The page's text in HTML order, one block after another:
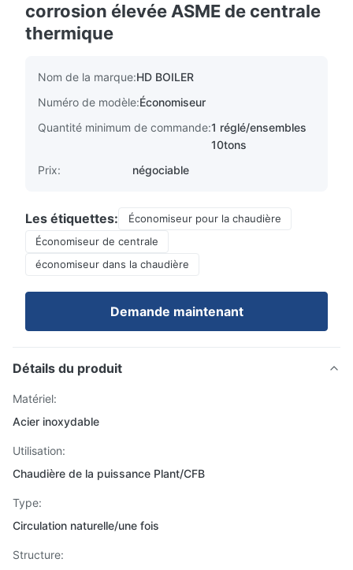
corrosion élevée ASME de centrale
thermique
Nom de la marque:HD BOILER
Numéro de modèle:Économiseur
Quantité minimum de commande:1 réglé/ensembles
10tons
Prix:
négociable
Les étiquettes:
Économiseur pour la chaudière
Économiseur de centrale
économiseur dans la chaudière
Demande maintenant
Détails du produit
Matériel:
Acier inoxydable
Utilisation:
Chaudière de la puissance Plant/CFB
Type:
Circulation naturelle/une fois
Structure: